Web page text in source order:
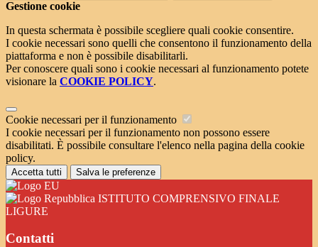
Gestione cookie
In questa schermata è possibile scegliere quali cookie consentire.
I cookie necessari sono quelli che consentono il funzionamento della
piattaforma e non è possibile disabilitarli.
Per conoscere quali sono i cookie necessari al funzionamento potete
visionare la COOKIE POLICY.
Cookie necessari per il funzionamento
I cookie necessari per il funzionamento non possono essere
disabilitati. È possibile consultare l'elenco nella pagina della cookie
policy.
Accetta tutti Salva le preferenze
ISTITUTO COMPRENSIVO FINALE
LIGURE
Contatti